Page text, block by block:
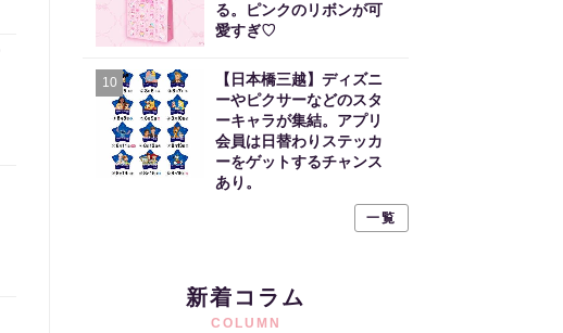
る。ピンクのリボンが可
愛すぎ♡
10
【日本橋三越】ディズニ
ーやピクサーなどのスタ
ーキャラが集結。アプリ
会員は日替わりステッカ
ーをゲットするチャンス
あり。
一覧
新着コラム
COLUMN